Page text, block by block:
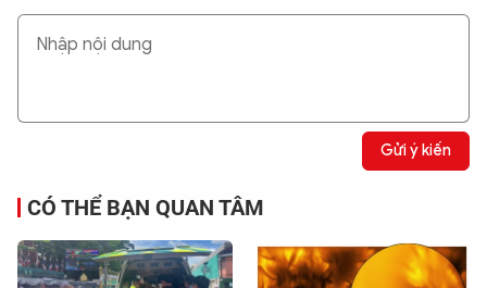
Gửi ý kiến
CÓ THỂ BẠN QUAN TÂM